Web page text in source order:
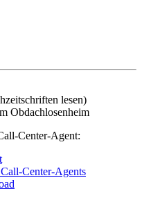
lesen)
Obdachlosenheim
Center-Agent:
Center-Agents